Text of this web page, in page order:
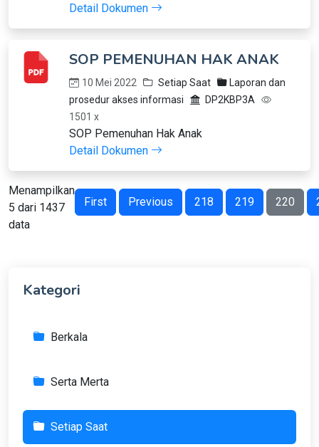
Detail Dokumen
SOP PEMENUHAN HAK ANAK
10 Mei 2022 Setiap Saat
Laporan dan
prosedur akses informasi
DP2KBP3A
1501 x
SOP Pemenuhan Hak Anak
Detail Dokumen
Menampilkan
5 dari 1437
data
First Previous 218 219 220
Kategori
Berkala
Serta Merta
Setiap Saat